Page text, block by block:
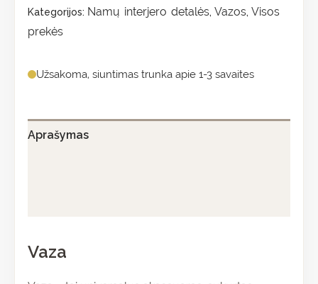
Kategorijos: Namų interjero detalės, Vazos, Visos
prekės
Užsakoma, siuntimas trunka apie 1-3 savaites
Aprašymas
Vaza